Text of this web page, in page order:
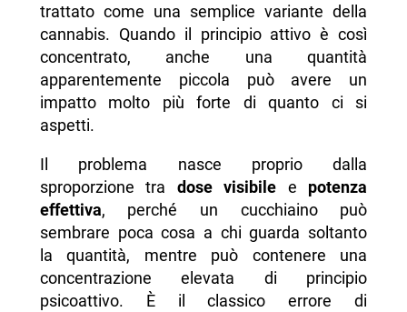
trattato come una semplice variante della
cannabis. Quando il principio attivo è così
concentrato, anche una quantità
apparentemente piccola può avere un
impatto molto più forte di quanto ci si
aspetti.
Il problema nasce proprio dalla
sproporzione tra dose visibile e potenza
effettiva, perché un cucchiaino può
sembrare poca cosa a chi guarda soltanto
la quantità, mentre può contenere una
concentrazione elevata di principio
psicoattivo. È il classico errore di